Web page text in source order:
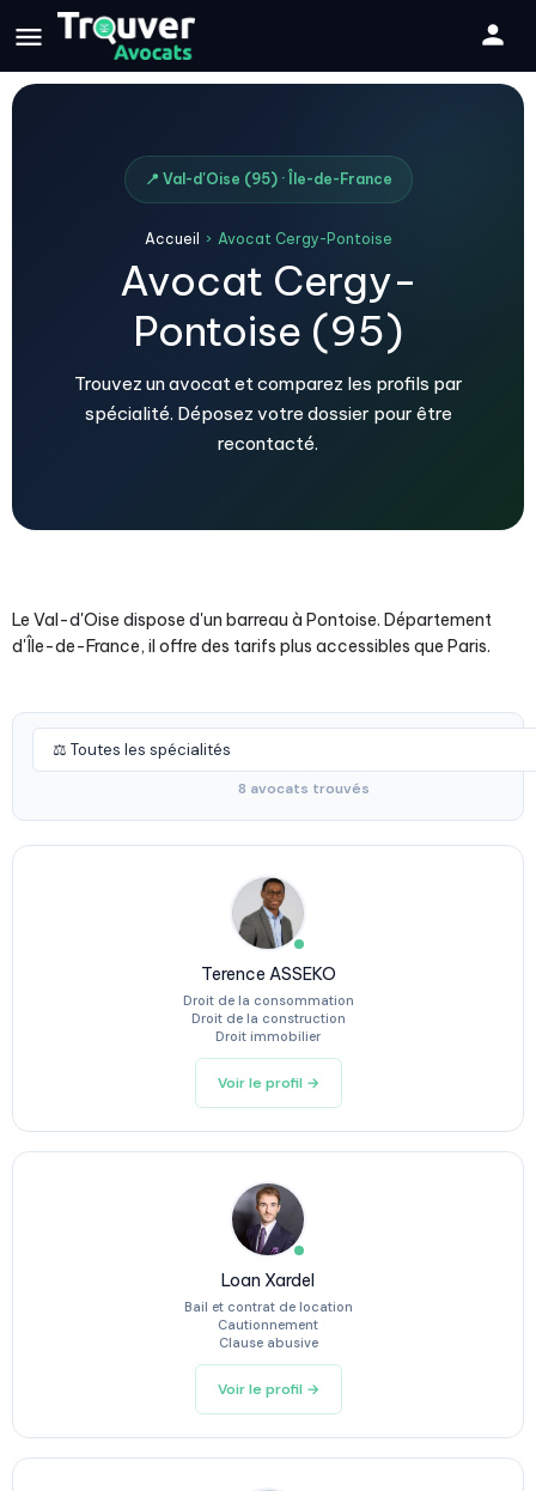
📍 Val-d'Oise (95) · Île-de-France
Accueil › Avocat Cergy-Pontoise
Avocat Cergy-
Pontoise (95)
Trouvez un avocat et comparez les profils par
spécialité. Déposez votre dossier pour être
recontacté.
Le Val-d'Oise dispose d'un barreau à Pontoise. Département
d'Île-de-France, il offre des tarifs plus accessibles que Paris.
8 avocats trouvés
Terence ASSEKO
Droit de la consommation
Droit de la construction
Droit immobilier
Voir le profil →
Loan Xardel
Bail et contrat de location
Cautionnement
Clause abusive
Voir le profil →